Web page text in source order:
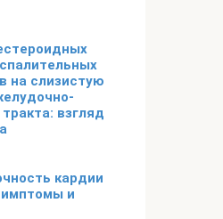
на слизистую
взгляд
кардии
и